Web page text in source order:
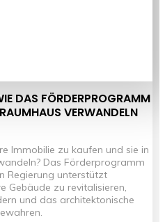
DAS FÖRDERPROGRAMM
VERWANDELN
Immobilie zu kaufen und sie in
Das Förderprogramm
Regierung unterstützt
Gebäude zu revitalisieren,
und das architektonische